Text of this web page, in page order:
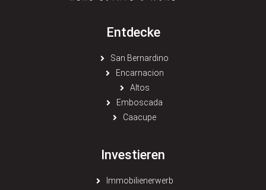
Entdecke
San Bernardino
Encarnacion
Altos
Emboscada
Caacupe
Investieren
Immobilienerwerb